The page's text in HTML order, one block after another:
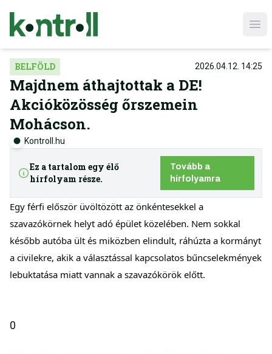
BELFÖLD 2026.04.12. 14:25
Majdnem áthajtottak a DE!
Akcióközösség őrszemein
Mohácson.
Kontroll.hu
Ez a tartalom egy élő
hírfolyam része.
Tovább a
hírfolyamra
Egy férfi először üvöltözött az önkéntesekkel a
szavazókörnek helyt adó épület közelében. Nem sokkal
később autóba ült és miközben elindult, ráhúzta a kormányt
a civilekre, akik a választással kapcsolatos bűncselekmények
lebuktatása miatt vannak a szavazókörök előtt.
0